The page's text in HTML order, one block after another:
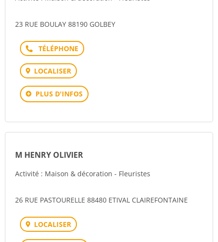
23 RUE BOULAY 88190 GOLBEY
Téléphone
LOCALISER
PLUS D'INFOS
M HENRY OLIVIER
Activité : Maison & décoration - Fleuristes
26 RUE PASTOURELLE 88480 ETIVAL CLAIREFONTAINE
LOCALISER